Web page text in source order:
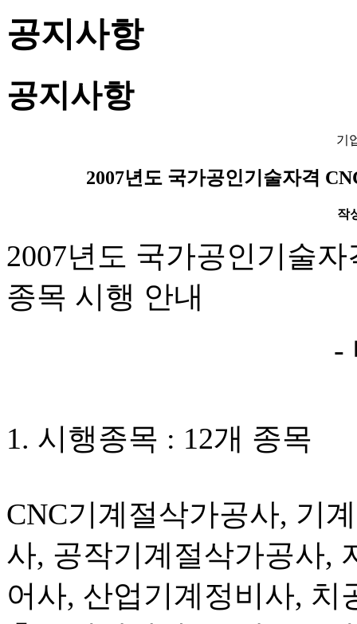
공지사항
공지사항
기
2007년도 국가공인기술자격
작
2007년도 국가공인기술
종목 시행 안내
-
1. 시행종목 : 12개 종목
CNC기계절삭가공사, 기
사, 공작기계절삭가공사,
어사, 산업기계정비사, 치